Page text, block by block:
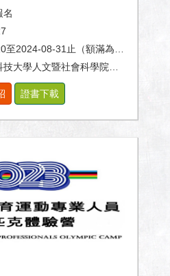
名
2024-08-31止（額滿為止）
會科學院、體育室及休閒運動健康系。
證書下載